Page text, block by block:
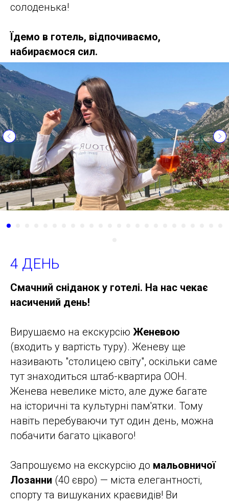
солоденька!
Їдемо в готель, відпочиваємо,
набираємося сил.
4 ДЕНЬ
Смачний сніданок у готелі. На нас чекає
насичений день!
Вирушаємо на екскурсію Женевою
(входить у вартість туру). Женеву ще
називають "столицею світу", оскільки саме
тут знаходиться штаб-квартира ООН.
Женева невелике місто, але дуже багате
на історичні та культурні пам'ятки. Тому
навіть перебуваючи тут один день, можна
побачити багато цікавого!
Запрошуємо на екскурсію до мальовничої
Лозанни (40 євро) — міста елегантності,
спорту та вишуканих краєвидів! Ви